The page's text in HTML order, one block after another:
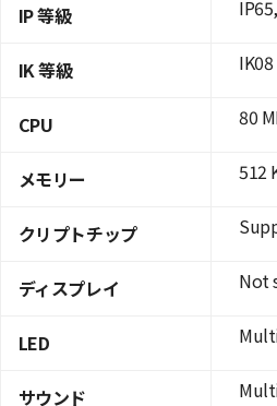
IP 等級
IK 等級
CPU
メモリー
クリプトチップ
ディスプレイ
LED
サウンド
IK08
80
512
Not